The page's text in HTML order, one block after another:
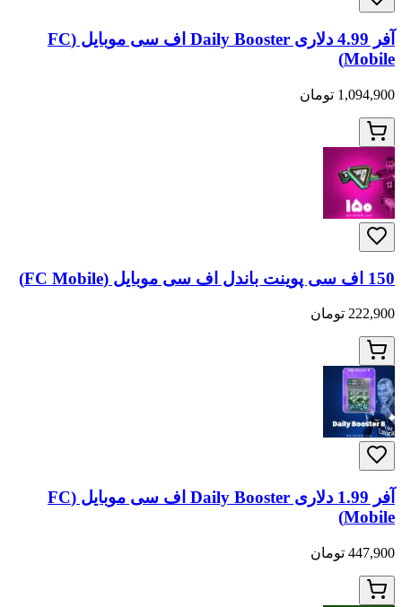
آفر 4.99 دلاری Daily Booster اف سی موبایل (FC
Mobile)
1,094,900 تومان
150 اف سی پوینت باندل اف سی موبایل (FC Mobile)
222,900 تومان
آفر 1.99 دلاری Daily Booster اف سی موبایل (FC
Mobile)
447,900 تومان